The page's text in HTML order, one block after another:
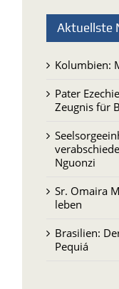
Aktuellste
Kolumbien:
Pater
Zeugnis für
Nguonzi
Sr. Omaira
leben
Brasilien:
Pequiá